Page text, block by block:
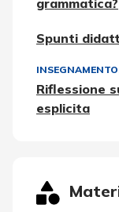
grammatica?
Spunti
Riflessione
esplicita